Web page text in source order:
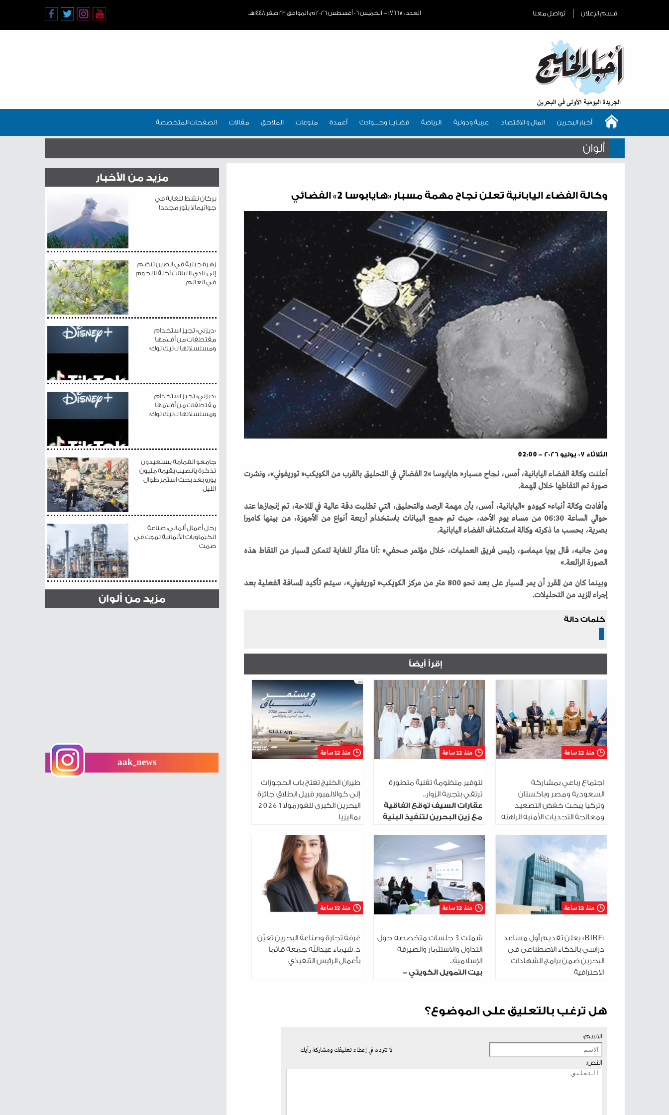
قسم الإعلان تواصل معنا العدد : ١٧٦٦٧ - الخميس ٠٦ أغسطس ٢٠٢٦ م، الموافق ٢٣ صفر ١٤٤٨هـ
أخبار البحرين المال و الاقتصاد عربية ودولية الرياضة قضـايــا وحـــوادث أعمدة منوعات الملاحق مقالات الصفحات المتخصصة
ألوان
وكالة الفضاء اليابانية تعلن نجاح مهمة مسبار «هايابوسا 2» الفضائي
الثلاثاء ٠٧ يوليو ٢٠٢٦ - 02:00
‬صورة‭ ‬تم‭ ‬التقاطها‭ ‬خلال‭ ‬المهمة‭. ‬
‬بصرية،‭ ‬بحسب‭ ‬ما‭ ‬ذكرته‭ ‬وكالة‭ ‬استكشاف‭ ‬الفضاء‭ ‬اليابانية‭. ‬
‬الصورة‭ ‬الرائعة‮»‬‭. ‬
‬إجراء‭ ‬المزيد‭ ‬من‭ ‬التحليلات‭. ‬
كلمات دالة
إقرأ أيضاً
منذ 12 ساعة
اجتماع رباعي بمشاركة
السعودية ومصر وباكستان
وتركيا يبحث خفض التصعيد
ومعالجة التحديات الأمنية الراهنة
منذ 12 ساعة
لتوفير منظومة تقنية متطورة
ترتقي بتجربة الزوار..
عقارات السيف توقع اتفاقية
مع زين البحرين لتنفيذ البنية
منذ 12 ساعة
طيران الخليج تفتح باب الحجوزات
إلى كوالالمبور قبيل انطلاق جائزة
البحرين الكبرى للفورمولا 1 2026
بماليزيا
منذ 12 ساعة
«BIBF» يعلن تقديم أول مساعد
دراسي بالذكاء الاصطناعي في
البحرين ضمن برامج الشهادات
الاحترافية
منذ 12 ساعة
شملت 3 جلسات متخصصة حول
التداول والاستثمار والصيرفة
الإسلامية..
بيت التمويل الكويتي -
شباب 2030
منذ 12 ساعة
غرفة تجارة وصناعة البحرين تعيّن
د. شيماء عبدالله جمعة قائما
بأعمال الرئيس التنفيذي
هل ترغب بالتعليق على الموضوع؟
لا تتردد في إعطاء تعليقك ومشاركة رأيك
الاسم:
النص:
مزيد من الأخبار
بركان نشط للغاية في
جواتيمالا يثور مجددا
زهرة جبلية في الصين تنضم
إلى نادي النباتات آكلة اللحوم
في العالم
«ديزني» تجيز استخدام
مقتطفات من أفلامها
ومسلسلاتها لـ«تيك توك»
«ديزني» تجيز استخدام
مقتطفات من أفلامها
ومسلسلاتها لـ«تيك توك»
جامعو القمامة يستعيدون
تذكرة يانصيب بقيمة مليون
يورو بعد بحث استمر طوال
الليل
رجل أعمال ألماني: صناعة
الكيماويات الألمانية تموت في
صمت
مزيد من ألوان
aak_news